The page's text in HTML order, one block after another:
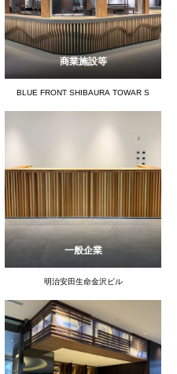
商業施設等
BLUE FRONT SHIBAURA TOWAR S
一般企業
明治安田生命金沢ビル